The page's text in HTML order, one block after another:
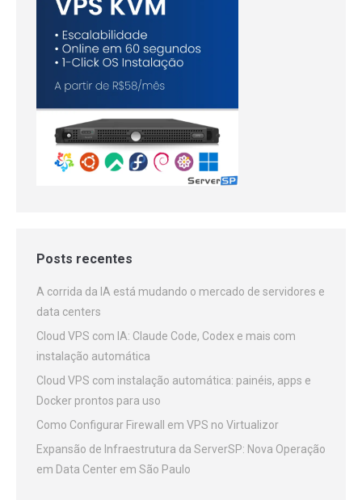
Posts recentes
A corrida da IA está mudando o mercado de servidores e
data centers
Cloud VPS com IA: Claude Code, Codex e mais com
instalação automática
Cloud VPS com instalação automática: painéis, apps e
Docker prontos para uso
Como Configurar Firewall em VPS no Virtualizor
Expansão de Infraestrutura da ServerSP: Nova Operação
em Data Center em São Paulo